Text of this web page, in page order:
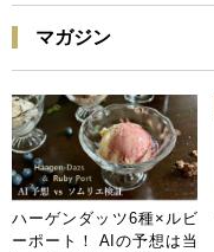
マガジン
ハーゲンダッツ6種×ルビ
ーポート！ AIの予想は当